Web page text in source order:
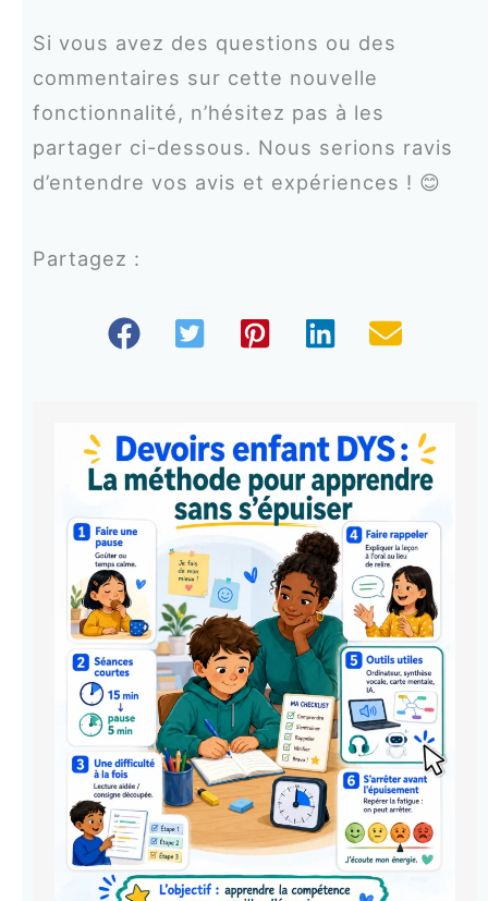
Si vous avez des questions ou des
commentaires sur cette nouvelle
fonctionnalité, n’hésitez pas à les
partager ci-dessous. Nous serions ravis
d’entendre vos avis et expériences ! 😊
Partagez :